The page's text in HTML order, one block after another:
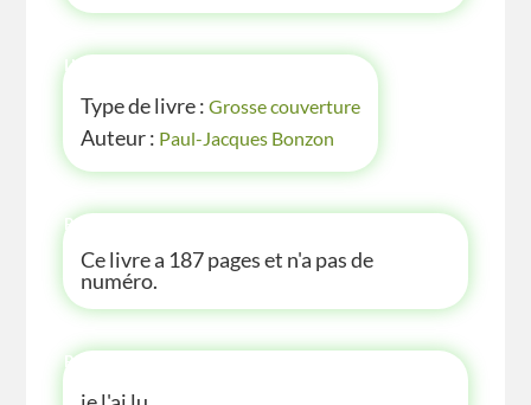
INFOS
Type de livre : Grosse couverture
Auteur : Paul-Jacques Bonzon
P'TITE INFOS
Ce livre a 187 pages et n'a pas de
numéro.
P'TITE ANECDOTE